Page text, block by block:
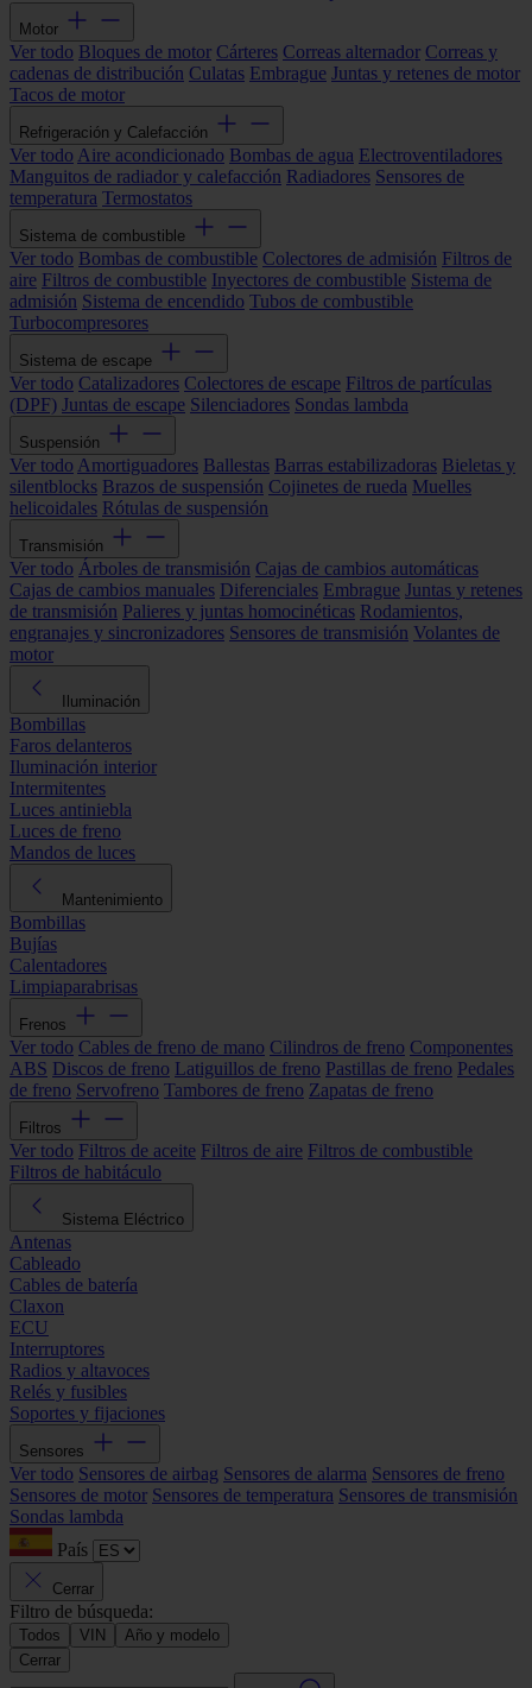
Motor
Ver todo Bloques de motor Cárteres Correas alternador Correas y
cadenas de distribución Culatas Embrague Juntas y retenes de motor
Tacos de motor
Refrigeración y Calefacción
Ver todo Aire acondicionado Bombas de agua Electroventiladores
Manguitos de radiador y calefacción Radiadores Sensores de
temperatura Termostatos
Sistema de combustible
Ver todo Bombas de combustible Colectores de admisión Filtros de
aire Filtros de combustible Inyectores de combustible Sistema de
admisión Sistema de encendido Tubos de combustible
Turbocompresores
Sistema de escape
Ver todo Catalizadores Colectores de escape Filtros de partículas
(DPF) Juntas de escape Silenciadores Sondas lambda
Suspensión
Ver todo Amortiguadores Ballestas Barras estabilizadoras Bieletas y
silentblocks Brazos de suspensión Cojinetes de rueda Muelles
helicoidales Rótulas de suspensión
Transmisión
Ver todo Árboles de transmisión Cajas de cambios automáticas
Cajas de cambios manuales Diferenciales Embrague Juntas y retenes
de transmisión Palieres y juntas homocinéticas Rodamientos,
engranajes y sincronizadores Sensores de transmisión Volantes de
motor
Iluminación
Bombillas
Faros delanteros
Iluminación interior
Intermitentes
Luces antiniebla
Luces de freno
Mandos de luces
Mantenimiento
Bombillas
Bujías
Calentadores
Limpiaparabrisas
Frenos
Ver todo Cables de freno de mano Cilindros de freno Componentes
ABS Discos de freno Latiguillos de freno Pastillas de freno Pedales
de freno Servofreno Tambores de freno Zapatas de freno
Filtros
Ver todo Filtros de aceite Filtros de aire Filtros de combustible
Filtros de habitáculo
Sistema Eléctrico
Antenas
Cableado
Cables de batería
Claxon
ECU
Interruptores
Radios y altavoces
Relés y fusibles
Soportes y fijaciones
Sensores
Ver todo Sensores de airbag Sensores de alarma Sensores de freno
Sensores de motor Sensores de temperatura Sensores de transmisión
Sondas lambda
País
Cerrar
Filtro de búsqueda:
Todos VIN
Año y modelo
Cerrar